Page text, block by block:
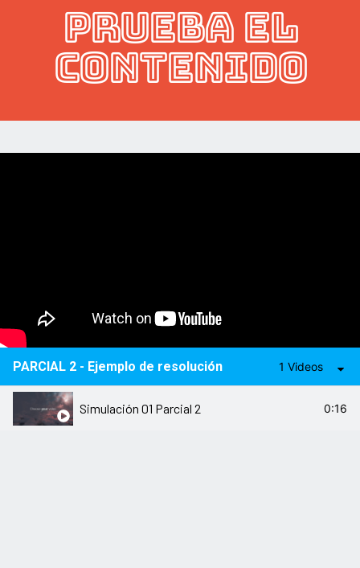
PRUEBA EL
CONTENIDO
PARCIAL 2 - Ejemplo de resolución 1 Videos
Simulación 01 Parcial 2 0:16